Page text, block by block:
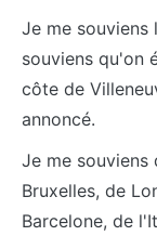
Je me souviens
souviens qu'on
côte de
annoncé.
Je me souviens
Bruxelles, de
Barcelone, de